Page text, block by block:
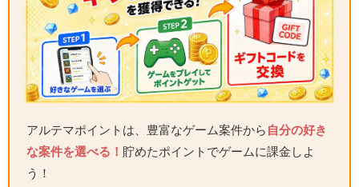
アルテマポイントは、豊富なゲーム案件から 自分の好き
な案件を選べる！ 貯めたポイントでゲームに課金しよ
う！